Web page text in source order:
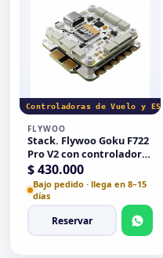
Controladoras de Vuelo y ESC
FLYWOO
Stack. Flywoo Goku F722
Pro V2 con controlador
de vuelo F722 y ESC 4en1
55A AM32 128K - 30 x 30
mm
$430.000
Bajo pedido · llega en 8–15
días
Reservar